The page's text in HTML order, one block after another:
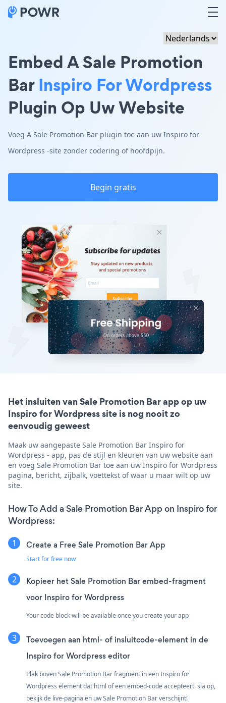
Embed A Sale Promotion
BarInspiro For Wordpress
Plugin Op Uw Website
Voeg A Sale Promotion Bar plugin toe aan uw Inspiro for
Wordpress -site zonder codering of hoofdpijn.
Begin gratis
Het insluiten van Sale Promotion Bar app op uw
Inspiro for Wordpress site is nog nooit zo
eenvoudig geweest
Maak uw aangepaste Sale Promotion Bar Inspiro for
Wordpress - app, pas de stijl en kleuren van uw website aan
en voeg Sale Promotion Bar toe aan uw Inspiro for Wordpress
pagina, bericht, zijbalk, voettekst of waar u maar wilt op uw
site.
How To Add a Sale Promotion Bar App on Inspiro for
Wordpress:
Create a Free Sale Promotion Bar App
Start for free now
Kopieer het Sale Promotion Bar embed-fragment
voor Inspiro for Wordpress
Your code block will be available once you create your app
Toevoegen aan html- of insluitcode-element in de
Inspiro for Wordpress editor
Plak boven Sale Promotion Bar fragment in een Inspiro for
Wordpress element dat html of een embed-code accepteert. sla op,
bekijk de live-pagina en uw Sale Promotion Bar verschijnt!